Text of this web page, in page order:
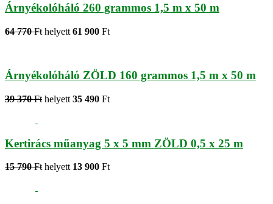
Árnyékolóháló 260 grammos 1,5 m x 50 m
64 770 Ft helyett 61 900 Ft
Árnyékolóháló ZÖLD 160 grammos 1,5 m x 50 m
39 370 Ft helyett 35 490 Ft
Kertirács műanyag 5 x 5 mm ZÖLD 0,5 x 25 m
15 790 Fthelyett 13 900 Ft